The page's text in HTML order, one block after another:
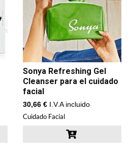
Sonya Refreshing Gel
Cleanser para el cuidado
facial
30,66 € I.V.A incluido
Cuidado Facial